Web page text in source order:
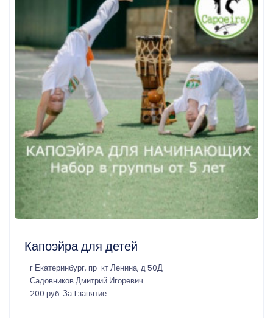
Капоэйра для детей
г Екатеринбург, пр-кт Ленина, д 50Д
Садовников Дмитрий Игоревич
200 руб. За 1 занятие